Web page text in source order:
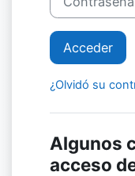
Acceder
¿Olvidó su
Algunos
acceso